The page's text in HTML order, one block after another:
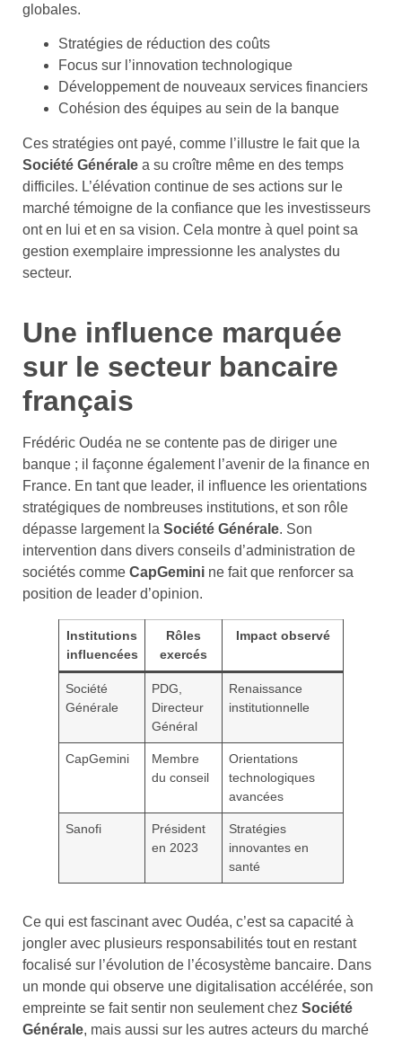
globales.
Stratégies de réduction des coûts
Focus sur l’innovation technologique
Développement de nouveaux services financiers
Cohésion des équipes au sein de la banque
Ces stratégies ont payé, comme l’illustre le fait que la
Société Générale a su croître même en des temps
difficiles. L’élévation continue de ses actions sur le
marché témoigne de la confiance que les investisseurs
ont en lui et en sa vision. Cela montre à quel point sa
gestion exemplaire impressionne les analystes du
secteur.
Une influence marquée
sur le secteur bancaire
français
Frédéric Oudéa ne se contente pas de diriger une
banque ; il façonne également l’avenir de la finance en
France. En tant que leader, il influence les orientations
stratégiques de nombreuses institutions, et son rôle
dépasse largement la Société Générale. Son
intervention dans divers conseils d’administration de
sociétés comme CapGemini ne fait que renforcer sa
position de leader d’opinion.
Institutions
influencées
Rôles
exercés
Impact observé
Société
Générale
PDG,
Directeur
Général
Renaissance
institutionnelle
CapGemini
Membre
du conseil
Orientations
technologiques
avancées
Sanofi
Président
en 2023
Stratégies
innovantes en
santé
Ce qui est fascinant avec Oudéa, c’est sa capacité à
jongler avec plusieurs responsabilités tout en restant
focalisé sur l’évolution de l’écosystème bancaire. Dans
un monde qui observe une digitalisation accélérée, son
empreinte se fait sentir non seulement chez Société
Générale, mais aussi sur les autres acteurs du marché